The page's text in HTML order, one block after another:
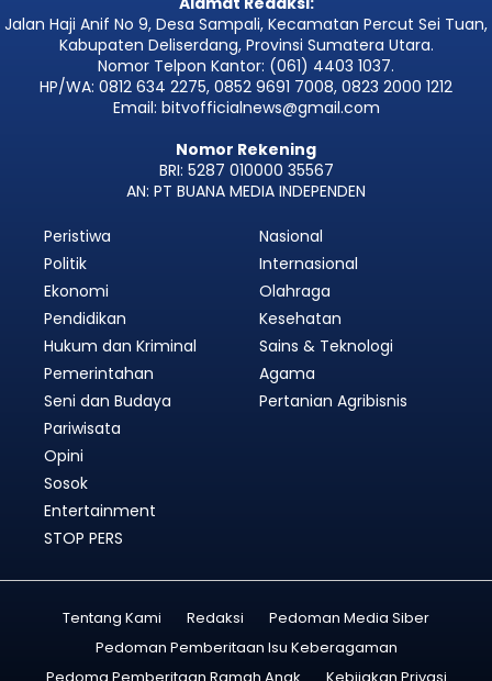
Jalan Haji Anif No 9, Desa Sampali, Kecamatan Percut Sei Tuan,
Kabupaten Deliserdang, Provinsi Sumatera Utara.
Nomor Telpon Kantor: (061) 4403 1037.
HP/WA: 0812 634 2275, 0852 9691 7008, 0823 2000 1212
Email: bitvofficialnews@gmail.com
Nomor Rekening
BRI: 5287 010000 35567
AN: PT BUANA MEDIA INDEPENDEN
Peristiwa
Politik
Ekonomi
Pendidikan
Hukum dan Kriminal
Pemerintahan
Nasional
Internasional
Olahraga
Kesehatan
Sains & Teknologi
Agama
Seni dan Budaya
Pariwisata
Opini
Sosok
Entertainment
STOP PERS
Pertanian Agribisnis
Tentang Kami Redaksi
Pedoman Media Siber
Pedoman Pemberitaan Isu Keberagaman